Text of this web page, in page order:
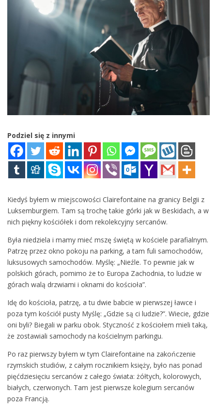
Podziel się z innymi
Kiedyś byłem w miejscowości Clairefontaine na granicy Belgii z
Luksemburgiem. Tam są trochę takie górki jak w Beskidach, a w
nich piękny kościółek i dom rekolekcyjny sercanów.
Była niedziela i mamy mieć mszę świętą w kościele parafialnym.
Patrzę przez okno pokoju na parking, a tam fuli samochodów,
luksusowych samochodów. Myślę: „Nieźle. To pewnie jak w
polskich górach, pomimo że to Europa Zachodnia, to ludzie w
górach walą drzwiami i oknami do kościoła”.
Idę do kościoła, patrzę, a tu dwie babcie w pierwszej ławce i
poza tym kościół pusty Myślę: „Gdzie są ci ludzie?”. Wiecie, gdzie
oni byli? Biegali w parku obok. Styczność z kościołem mieli taką,
że zostawiali samochody na kościelnym parkingu.
Po raz pierwszy byłem w tym Clairefontaine na zakończenie
rzymskich studiów, z całym rocznikiem księży, było nas ponad
pięćdziesięciu sercanów z całego świata: żółtych, kolorowych,
białych, czerwonych. Tam jest pierwsze kolegium sercanów
poza Francją.